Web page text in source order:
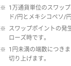
※ 1万通貨単位のスワッ
ド/円とメキシコペソ/
※ スワップポイントの発
ローズ時です。
※ 1円未満の端数につき
切り上げます。